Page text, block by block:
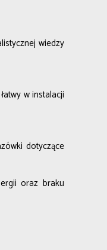
wiedzy
w instalacji
dotyczące
oraz braku